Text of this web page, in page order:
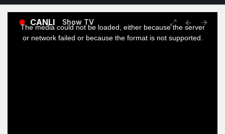
CANLI Show TV
window.
The media could not be loaded, either because the server
or network failed or because the format is not supported.